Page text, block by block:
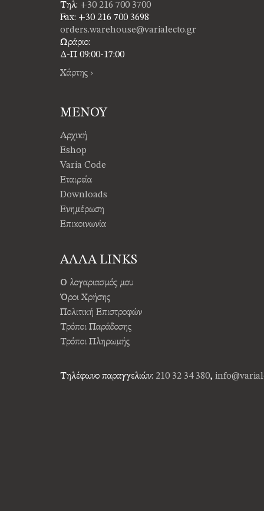
Τηλ: +30 216 700 3700
Fax: +30 216 700 3698
orders.warehouse@varialecto.gr
Ωράριο:
Δ-Π 09:00-17:00
Χάρτης ›
ΜΕΝΟΥ
Αρχική
Eshop
Varia Code
Εταιρεία
Downloads
Ενημέρωση
Επικοινωνία
ΑΛΛΑ LINKS
Ο λογαριασμός μου
Όροι Χρήσης
Πολιτική Επιστροφών
Τρόποι Παράδοσης
Τρόποι Πληρωμής
Τηλέφωνο παραγγελιών: 210 32 34 380,